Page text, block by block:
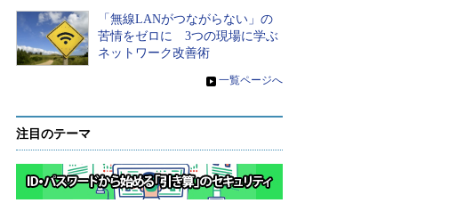
「無線LANがつながらない」の
苦情をゼロに 3つの現場に学ぶ
ネットワーク改善術
» 一覧ページへ
注目のテーマ